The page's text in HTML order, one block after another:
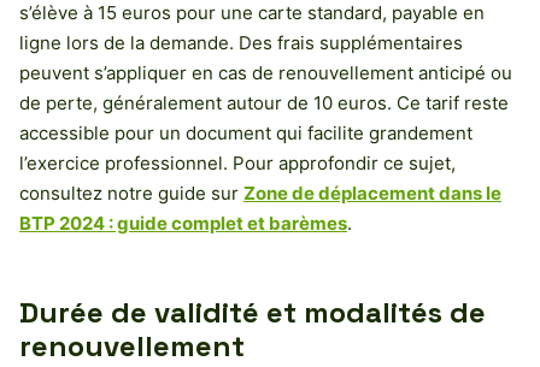
s’élève à 15 euros pour une carte standard, payable en
ligne lors de la demande. Des frais supplémentaires
peuvent s’appliquer en cas de renouvellement anticipé ou
de perte, généralement autour de 10 euros. Ce tarif reste
accessible pour un document qui facilite grandement
l’exercice professionnel. Pour approfondir ce sujet,
consultez notre guide sur Zone de déplacement dans le
BTP 2024 : guide complet et barèmes.
Durée de validité et modalités de
renouvellement